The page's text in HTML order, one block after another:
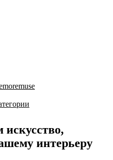
искусство,
интерьеру